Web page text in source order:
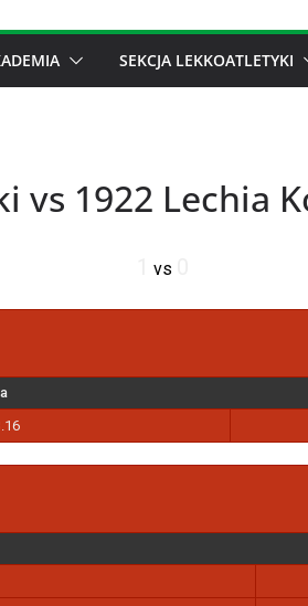
SEKCJA LEKKOATLETYKI
vs 1922 Lechia
vs